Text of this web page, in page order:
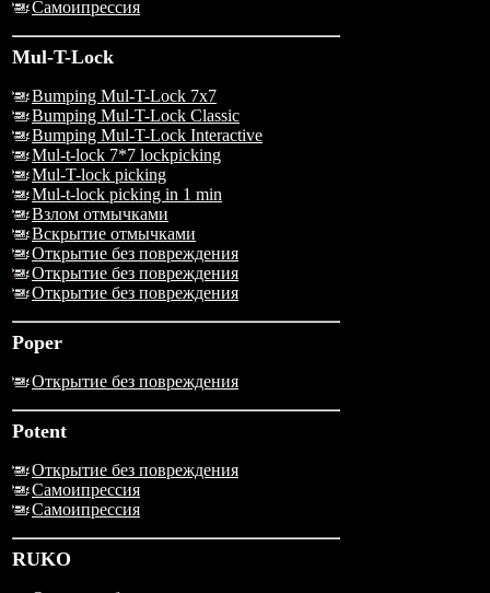
Самоипрессия
Mul-T-Lock
Bumping Mul-T-Lock 7x7
Bumping Mul-T-Lock Classic
Bumping Mul-T-Lock Interactive
Mul-t-lock 7*7 lockpicking
Mul-T-lock picking
Mul-t-lock picking in 1 min
Взлом отмычками
Вскрытие отмычками
Открытие без повреждения
Открытие без повреждения
Открытие без повреждения
Poper
Открытие без повреждения
Potent
Открытие без повреждения
Самоипрессия
Самоипрессия
RUKO